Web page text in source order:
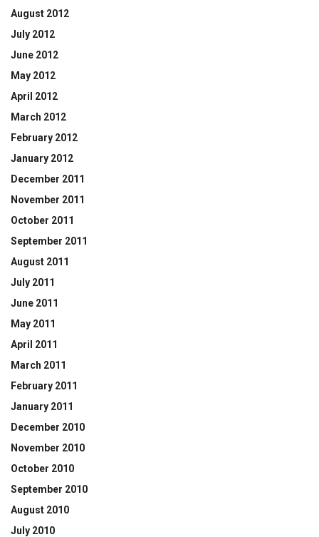
August 2012
July 2012
June 2012
May 2012
April 2012
March 2012
February 2012
January 2012
December 2011
November 2011
October 2011
September 2011
August 2011
July 2011
June 2011
May 2011
April 2011
March 2011
February 2011
January 2011
December 2010
November 2010
October 2010
September 2010
August 2010
July 2010